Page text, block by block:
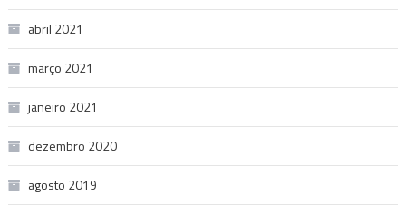
abril 2021
março 2021
janeiro 2021
dezembro 2020
agosto 2019